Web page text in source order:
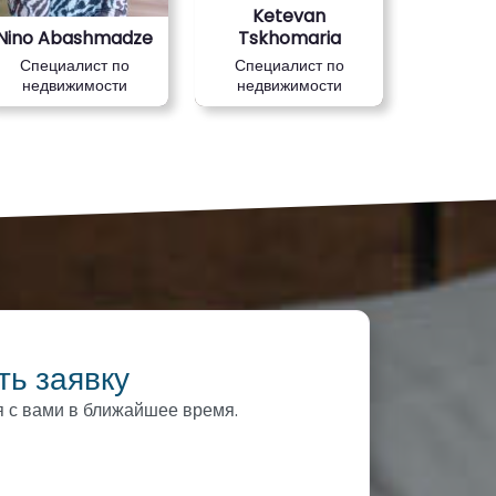
Abashmadze
Специалист по
недвижимости
Ketevan
Tskhomaria
Специалист по
недвижимости
заявку
вами в ближайшее время.